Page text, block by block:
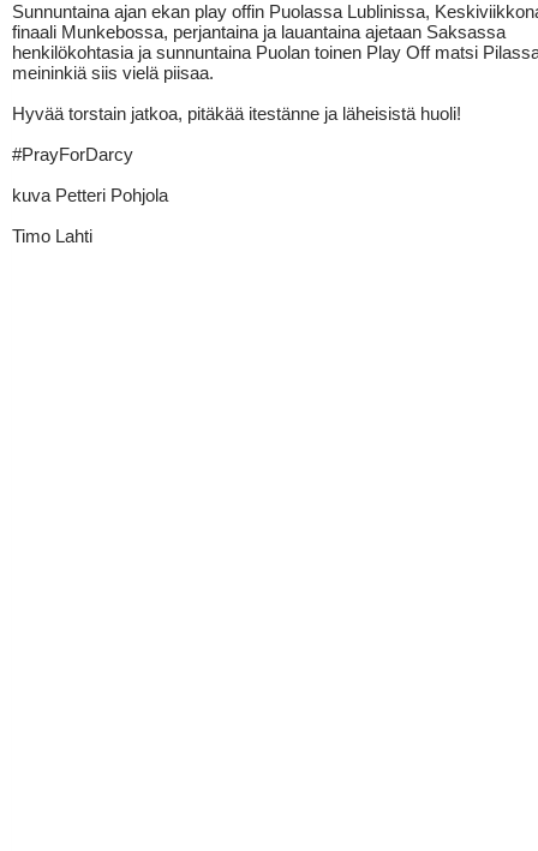
Sunnuntaina ajan ekan play offin Puolassa Lublinissa,
finaali Munkebossa, perjantaina ja lauantaina ajetaan Saksassa
henkilökohtasia ja sunnuntaina Puolan toinen Play Off matsi
meininkiä siis vielä piisaa.
Hyvää torstain jatkoa, pitäkää itestänne ja läheisistä huoli!
#PrayForDarcy
kuva Petteri Pohjola
Timo Lahti